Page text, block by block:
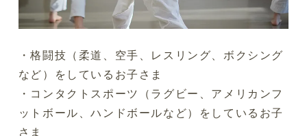
・格闘技（柔道、空手、レスリング、ボクシング
など）をしているお子さま
・コンタクトスポーツ（ラグビー、アメリカンフ
ットボール、ハンドボールなど）をしているお子
さま